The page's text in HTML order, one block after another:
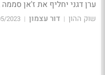
ערן דגני יחליף את ז'אן
שוק ההון | דור עצמון |
11:40